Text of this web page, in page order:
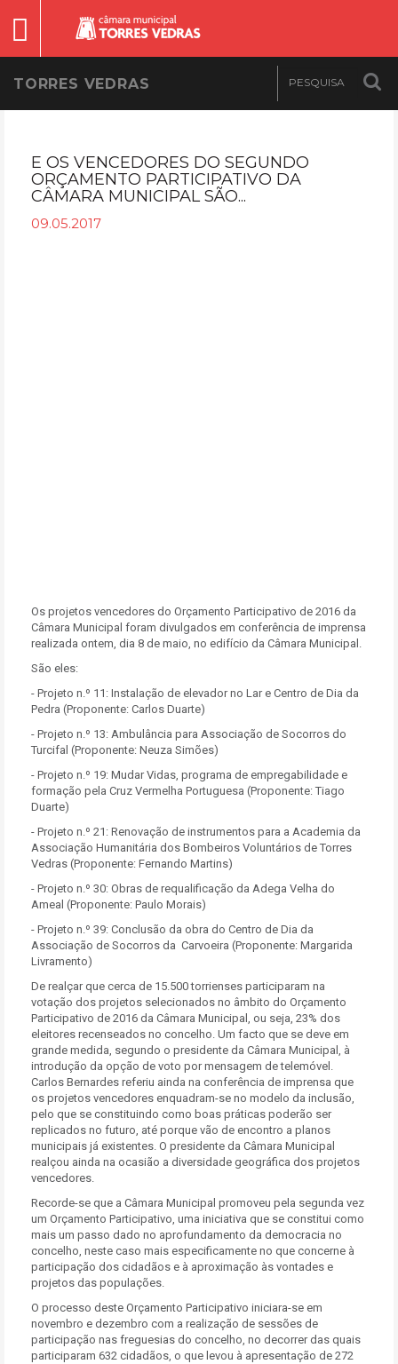
TORRES VEDRAS
E OS VENCEDORES DO SEGUNDO
ORÇAMENTO PARTICIPATIVO DA
CÂMARA MUNICIPAL SÃO...
09.05.2017
Os projetos vencedores do Orçamento Participativo de 2016 da
Câmara Municipal foram divulgados em conferência de imprensa
realizada ontem, dia 8 de maio, no edifício da Câmara Municipal.
São eles:
- Projeto n.º 11: Instalação de elevador no Lar e Centro de Dia da
Pedra (Proponente: Carlos Duarte)
- Projeto n.º 13: Ambulância para Associação de Socorros do
Turcifal (Proponente: Neuza Simões)
- Projeto n.º 19: Mudar Vidas, programa de empregabilidade e
formação pela Cruz Vermelha Portuguesa (Proponente: Tiago
Duarte)
- Projeto n.º 21: Renovação de instrumentos para a Academia da
Associação Humanitária dos Bombeiros Voluntários de Torres
Vedras (Proponente: Fernando Martins)
- Projeto n.º 30: Obras de requalificação da Adega Velha do
Ameal (Proponente: Paulo Morais)
- Projeto n.º 39: Conclusão da obra do Centro de Dia da
Associação de Socorros da Carvoeira (Proponente: Margarida
Livramento)
De realçar que cerca de 15.500 torrienses participaram na
votação dos projetos selecionados no âmbito do Orçamento
Participativo de 2016 da Câmara Municipal, ou seja, 23% dos
eleitores recenseados no concelho. Um facto que se deve em
grande medida, segundo o presidente da Câmara Municipal, à
introdução da opção de voto por mensagem de telemóvel.
Carlos Bernardes referiu ainda na conferência de imprensa que
os projetos vencedores enquadram-se no modelo da inclusão,
pelo que se constituindo como boas práticas poderão ser
replicados no futuro, até porque vão de encontro a planos
municipais já existentes. O presidente da Câmara Municipal
realçou ainda na ocasião a diversidade geográfica dos projetos
vencedores.
Recorde-se que a Câmara Municipal promoveu pela segunda vez
um Orçamento Participativo, uma iniciativa que se constitui como
mais um passo dado no aprofundamento da democracia no
concelho, neste caso mais especificamente no que concerne à
participação dos cidadãos e à aproximação às vontades e
projetos das populações.
O processo deste Orçamento Participativo iniciara-se em
novembro e dezembro com a realização de sessões de
participação nas freguesias do concelho, no decorrer das quais
participaram 632 cidadãos, o que levou à apresentação de 272